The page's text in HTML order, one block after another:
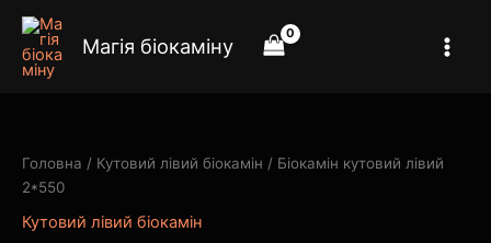
Перейти
вмісту
Магія біокаміну
Головна / Кутовий лівий біокамін / Біокамін кутовий лівий
2*550
Кутовий лівий біокамін
2*550
кількість